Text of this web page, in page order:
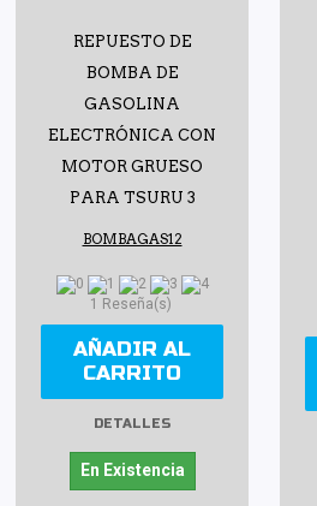
REPUESTO DE
BOMBA DE
GASOLINA
ELECTRÓNICA CON
MOTOR GRUESO
PARA TSURU 3
BOMBAGAS12
1 Reseña(s)
AÑADIR AL
CARRITO
DETALLES
En Existencia